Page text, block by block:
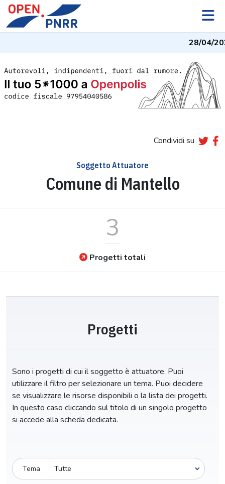
28/04/
Condividi su
Soggetto Attuatore
Comune di Mantello
3
Progetti totali
Progetti
Sono i progetti di cui il soggetto è attuatore. Puoi
utilizzare il filtro per selezionare un tema. Puoi decidere
se visualizzare le risorse disponibili o la lista dei progetti.
In questo caso cliccando sul titolo di un singolo progetto
si accede alla scheda dedicata.
Tema